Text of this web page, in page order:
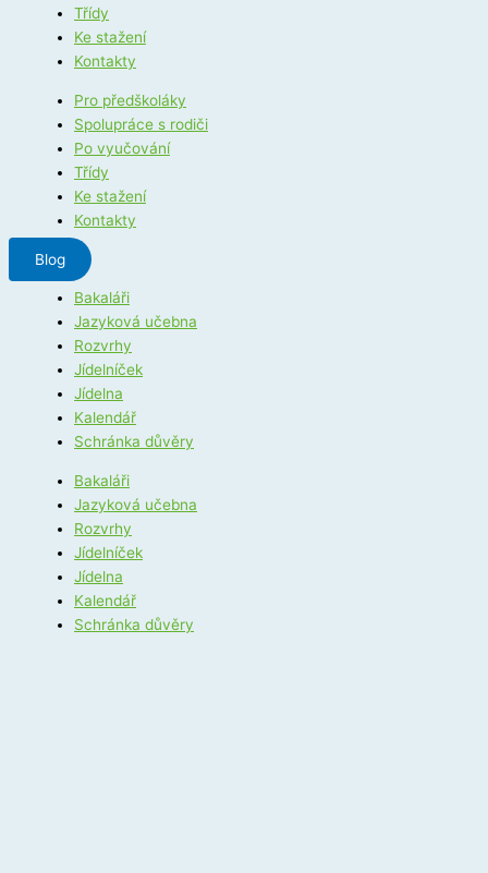
Třídy
Ke stažení
Kontakty
Pro předškoláky
Spolupráce s rodiči
Po vyučování
Třídy
Ke stažení
Kontakty
Blog
Bakaláři
Jazyková učebna
Rozvrhy
Jídelníček
Jídelna
Kalendář
Schránka důvěry
Bakaláři
Jazyková učebna
Rozvrhy
Jídelníček
Jídelna
Kalendář
Schránka důvěry